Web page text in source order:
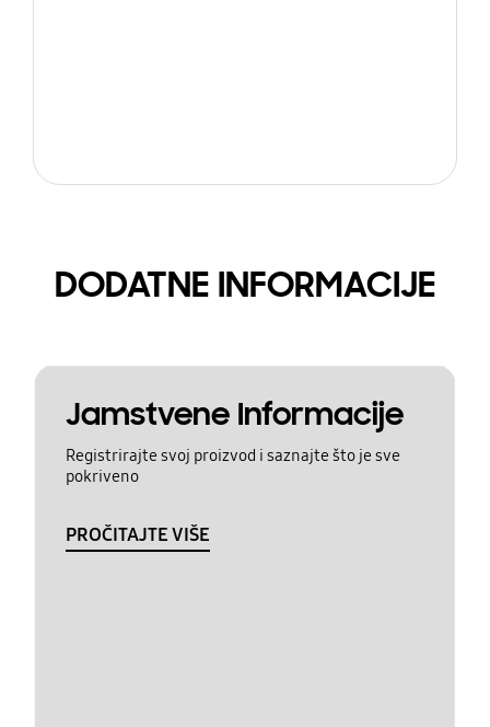
DODATNE INFORMACIJE
Jamstvene Informacije
Registrirajte svoj proizvod i saznajte što je sve
pokriveno
PROČITAJTE VIŠE